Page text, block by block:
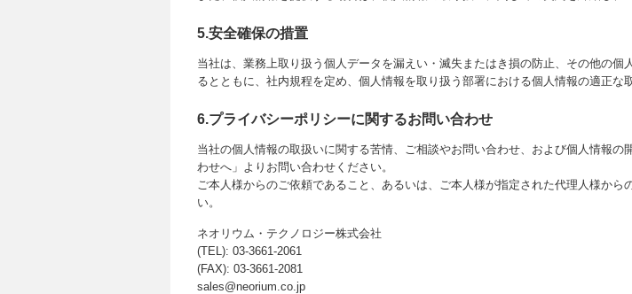
5.安全確保の措置
当社は、業務上取り扱う個人データを漏えい・滅失またはき損の防止、その他の
るとともに、社内規程を定め、個人情報を取り扱う部署における個人情報の適正な
6.プライバシーポリシーに関するお問い合わせ
当社の個人情報の取扱いに関する苦情、ご相談やお問い合わせ、および個人情報
わせへ」よりお問い合わせください。
ご本人様からのご依頼であること、あるいは、ご本人様が指定された代理人様か
い。
ネオリウム・テクノロジー株式会社
(TEL): 03-3661-2061
(FAX): 03-3661-2081
sales@neorium.co.jp